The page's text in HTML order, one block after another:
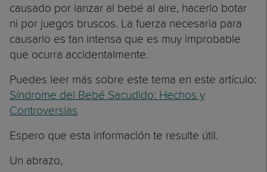
causado por lanzar al bebé al aire, hacerlo botar
ni por juegos bruscos. La fuerza necesaria para
causarlo es tan intensa que es muy improbable
que ocurra accidentalmente.
Puedes leer más sobre este tema en este artículo:
Síndrome del Bebé Sacudido: Hechos y
Controversias
Espero que esta información te resulte útil.
Un abrazo,